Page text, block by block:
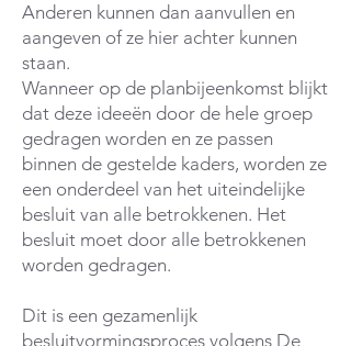
Anderen kunnen dan aanvullen en
aangeven of ze hier achter kunnen
staan.
Wanneer op de planbijeenkomst blijkt
dat deze ideeën door de hele groep
gedragen worden en ze passen
binnen de gestelde kaders, worden ze
een onderdeel van het uiteindelijke
besluit van alle betrokkenen. Het
besluit moet door alle betrokkenen
worden gedragen.
Dit is een gezamenlijk
besluitvormingsproces volgens De